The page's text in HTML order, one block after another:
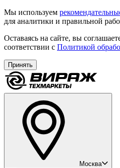
Мы используем
для аналитики и правильной
Оставаясь на сайте, вы
соответствии с Политикой
Принять
Москва